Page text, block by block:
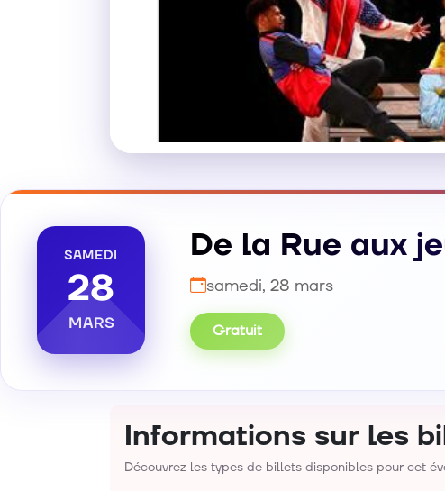
SAMEDI
28
MARS
De la Rue aux
samedi, 28 mars
Gratuit
Informations sur les
Découvrez les types de billets disponibles pour cet